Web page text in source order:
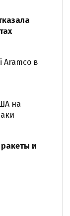
Aramco в
на
и